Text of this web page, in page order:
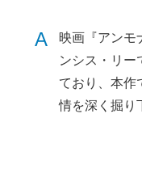
A
映画『アンモ
ンシス・リー
ており、本作
情を深く掘り